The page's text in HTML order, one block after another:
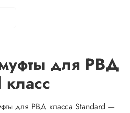
для РВД
для РВД класса Standard —